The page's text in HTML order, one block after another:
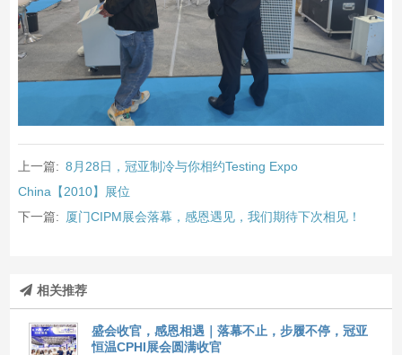
上一篇: 8月28日，冠亚制冷与你相约Testing Expo
China【2010】展位
下一篇:
厦门CIPM展会落幕，感恩遇见，我们期待下次相见！
相关推荐
盛会收官，感恩相遇｜落幕不止，步履不停，冠亚
恒温CPHI展会圆满收官